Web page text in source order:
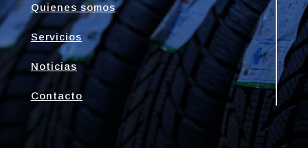
Quienes somos
Servicios
Noticias
Contacto